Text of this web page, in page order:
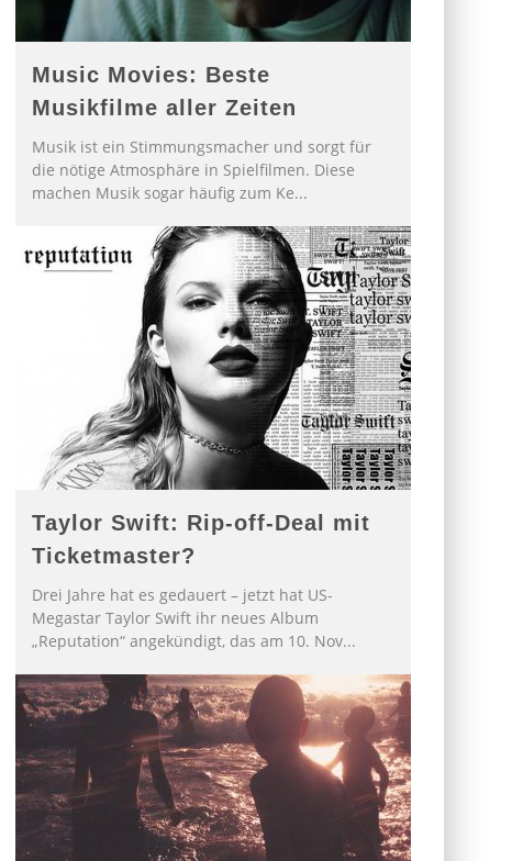
Music Movies: Beste
Musikfilme aller Zeiten
Musik ist ein Stimmungsmacher und sorgt für
die nötige Atmosphäre in Spielfilmen. Diese
machen Musik sogar häufig zum Ke...
Taylor Swift: Rip-off-Deal mit
Ticketmaster?
Drei Jahre hat es gedauert – jetzt hat US-
Megastar Taylor Swift ihr neues Album
„Reputation“ angekündigt, das am 10. Nov...